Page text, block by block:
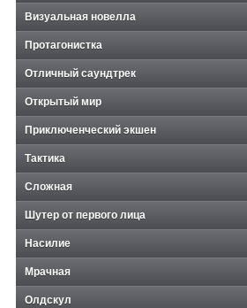
Визуальная новелла
Протагонистка
Отличный саундтрек
Открытый мир
Приключенческий экшен
Тактика
Сложная
Шутер от первого лица
Насилие
Мрачная
Олдскул